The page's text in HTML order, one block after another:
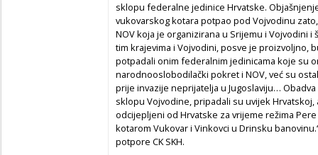
sklopu federalne jedinice Hrvatske.
vukovarskog kotara potpao pod Vojvodinu
NOV koja je organizirana u Srijemu i Vojvodini
tim krajevima i Vojvodini, posve je proizvoljno,
potpadali onim federalnim jedinicama koje su
narodnooslobodilački pokret i NOV, već su
prije invazije neprijatelja u Jugoslaviju…
sklopu Vojvodine, pripadali su uvijek
odcijepljeni od Hrvatske za vrijeme režima
kotarom Vukovar i Vinkovci u Drinsku
potpore CK SKH.